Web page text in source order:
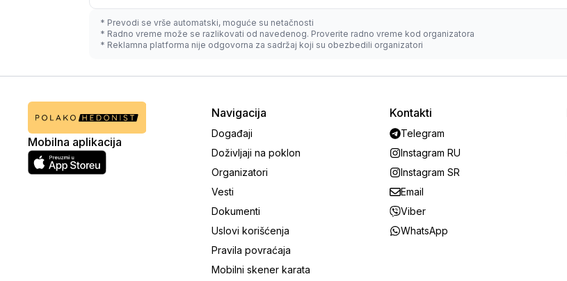
* Prevodi se vrše automatski, moguće su netačnosti
* Radno vreme može se razlikovati od navedenog. Proverite radno vreme kod organizatora
* Reklamna platforma nije odgovorna za sadržaj koji su obezbedili organizatori
Mobilna aplikacija
Navigacija
Događaji
Doživljaji na poklon
Organizatori
Vesti
Dokumenti
Uslovi korišćenja
Pravila povraćaja
Mobilni skener karata
Kontakti
Telegram
Instagram RU
Instagram SR
Email
Viber
WhatsApp